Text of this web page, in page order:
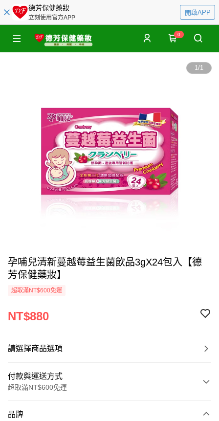
德芳保健藥妝
立刻使用官方APP
開啟APP
0
1/1
孕哺兒清新蔓越莓益生菌飲品3gX24包入【德
芳保健藥妝】
超取滿NT$600免運
NT$880
請選擇商品選項
付款與運送方式
超取滿NT$600免運
品牌